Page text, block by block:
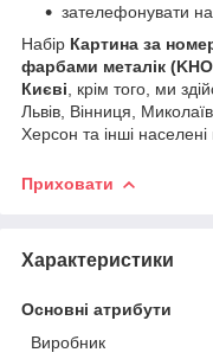
зателефонувати
Набір Картина за
фарбами металiк
Києві , крім того, ми
Львів, Вінниця,
Херсон та інші населені
Приховати
Характеристики
Основні атрибути
Виробник